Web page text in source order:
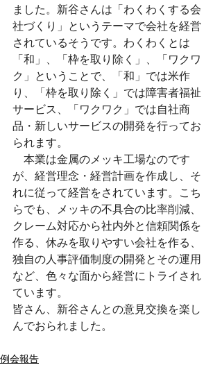
ました。新谷さんは「わくわくする会
社づくり」というテーマで会社を経営
されているそうです。わくわくとは
「和」、「枠を取り除く」、「ワクワ
ク」ということで、「和」では米作
り、「枠を取り除く」では障害者福祉
サービス、「ワクワク」では自社商
品・新しいサービスの開発を行ってお
られます。
本業は金属のメッキ工場なのです
が、経営理念・経営計画を作成し、そ
れに従って経営をされています。こち
らでも、メッキの不具合の比率削減、
クレーム対応から社内外と信頼関係を
作る、休みを取りやすい会社を作る、
独自の人事評価制度の開発とその運用
など、色々な面から経営にトライされ
ています。
皆さん、新谷さんとの意見交換を楽し
んでおられました。
例会報告